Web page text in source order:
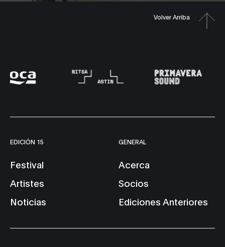
Volver Arriba
EDICIÓN 15
Festival
Artistes
Noticias
GENERAL
Acerca
Socios
Ediciones Anteriores